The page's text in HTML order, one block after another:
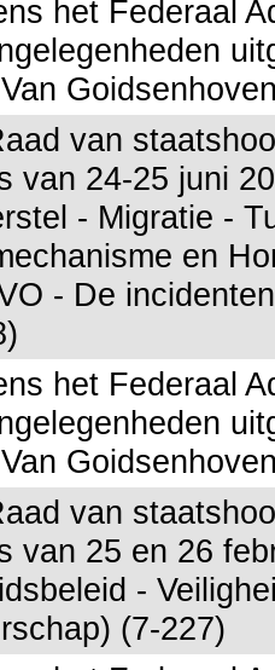
het Federaal
van
van 24-25 juni
- Migratie -
en
- De
het Federaal
van
van 25 en 26
-
(7-227)